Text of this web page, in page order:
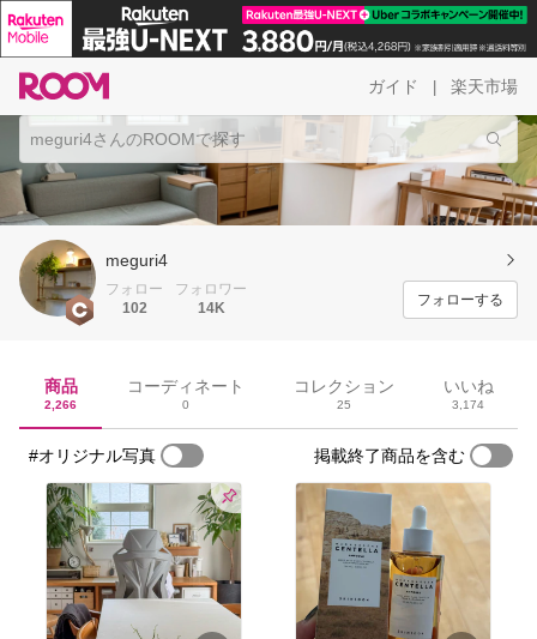
ガイド 楽天市場
meguri4
フォロー
102
フォロワー
14K
フォローする
商品
2,266
コーディネート
0
コレクション
25
いいね
3,174
#オリジナル写真 掲載終了商品を含む